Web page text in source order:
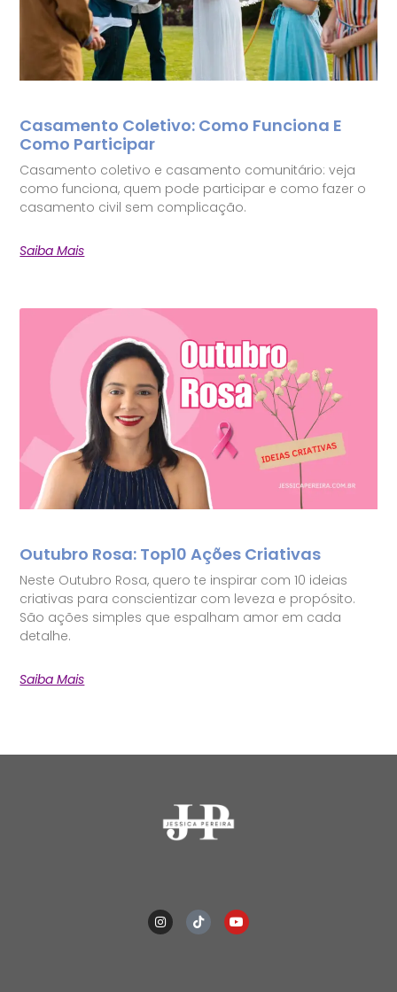
Casamento Coletivo: Como Funciona E
Como Participar
Casamento coletivo e casamento comunitário: veja
como funciona, quem pode participar e como fazer o
casamento civil sem complicação.
Saiba Mais
Outubro Rosa: Top10 Ações Criativas
Neste Outubro Rosa, quero te inspirar com 10 ideias
criativas para conscientizar com leveza e propósito.
São ações simples que espalham amor em cada
detalhe.
Saiba Mais